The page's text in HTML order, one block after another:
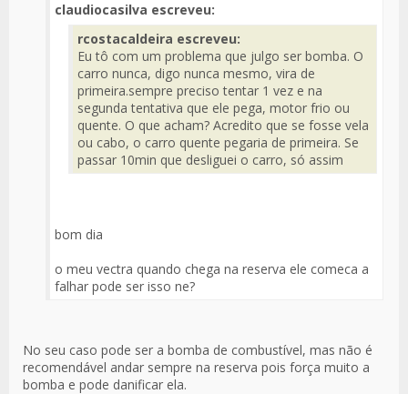
claudiocasilva escreveu:
rcostacaldeira escreveu:
Eu tô com um problema que julgo ser bomba. O
carro nunca, digo nunca mesmo, vira de
primeira.sempre preciso tentar 1 vez e na
segunda tentativa que ele pega, motor frio ou
quente. O que acham? Acredito que se fosse vela
ou cabo, o carro quente pegaria de primeira. Se
passar 10min que desliguei o carro, só assim
bom dia
o meu vectra quando chega na reserva ele comeca a
falhar pode ser isso ne?
No seu caso pode ser a bomba de combustível, mas não é
recomendável andar sempre na reserva pois força muito a
bomba e pode danificar ela.